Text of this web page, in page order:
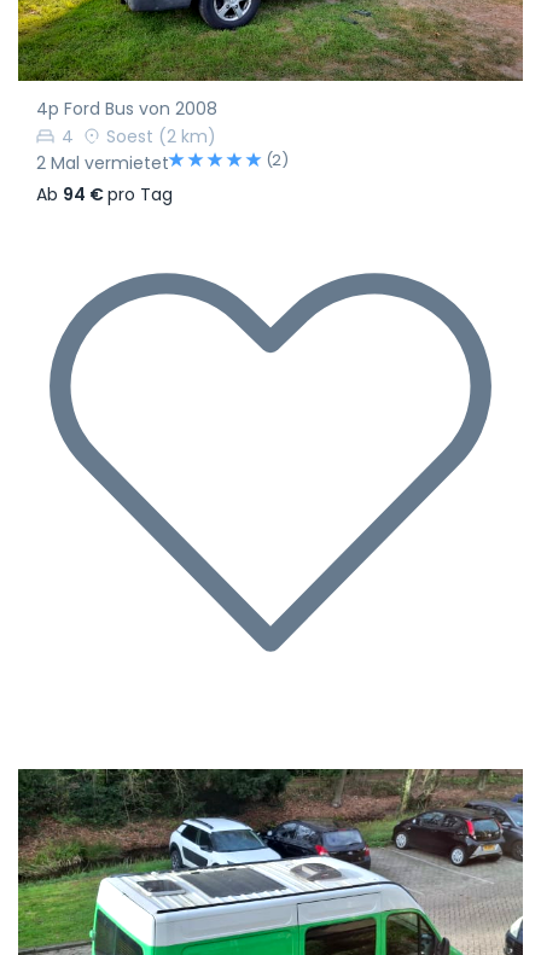
4p Ford Bus von 2008
4
Soest (2 km)
2 Mal vermietet
(2)
Ab 94 €pro Tag